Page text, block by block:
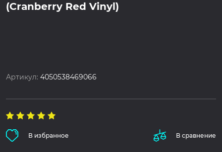
(Cranberry Red Vinyl)
Артикул:4050538469066
В избранное В сравнение